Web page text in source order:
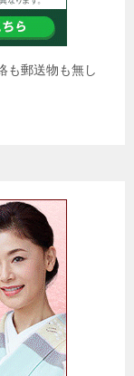
も郵送物も無し